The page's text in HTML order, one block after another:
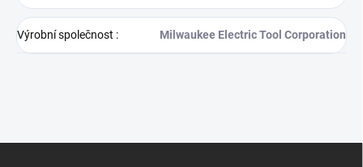
Výrobní společnost : Milwaukee Electric Tool Corporation